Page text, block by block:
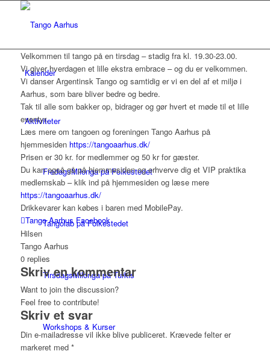
Kalender
Aktiviteter
FredagsMilonga på Folkestedet
Tangolab på Folkestedet
TirsdagsMilonga på Turkis
Workshops & Kurser
Velkommen til tango på en tirsdag – stadig fra kl. 19.30-23.00.
Vi giver hverdagen et lille ekstra embrace – og du er velkommen.
Vi danser Argentinsk Tango og samtidig er vi en del af et miljø i
Aarhus, som bare bliver bedre og bedre.
Tak til alle som bakker op, bidrager og gør hvert et møde til et lille
eventyr.
Læs mere om tangoen og foreningen Tango Aarhus på
hjemmesiden https://tangoaarhus.dk/
Prisen er 30 kr. for medlemmer og 50 kr for gæster.
Du kan også gå på hjemmesiden og erhverve dig et VIP praktika
medlemskab – klik ind på hjemmesiden og læse mere
https://tangoaarhus.dk/
Drikkevarer kan købes i baren med MobilePay.
Tango Aarhus Facebook
Hilsen
Tango Aarhus
0 replies
Skriv en kommentar
Want to join the discussion?
Feel free to contribute!
Skriv et svar
Din e-mailadresse vil ikke blive publiceret. Krævede felter er
markeret med *